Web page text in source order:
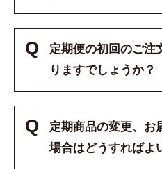
Q
定期便の初回のご注
りますでしょうか？
Q
定期商品の変更、お
場合はどうすればよ